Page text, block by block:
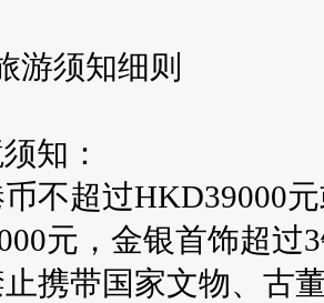
须知：
不超过HKD39000
元，金银首饰超过